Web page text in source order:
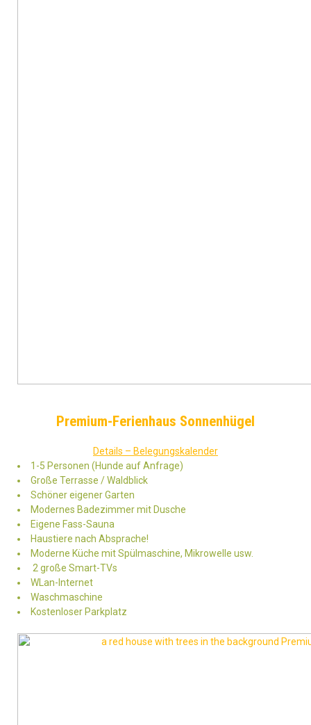
Premium-Ferienhaus Sonnenhügel
Details – Belegungskalender
1-5 Personen (Hunde auf Anfrage)
Große Terrasse / Waldblick
Schöner eigener Garten
Modernes Badezimmer mit Dusche
Eigene Fass-Sauna
Haustiere nach Absprache!
Moderne Küche mit Spülmaschine, Mikrowelle usw.
2 große Smart-TVs
WLan-Internet
Waschmaschine
Kostenloser Parkplatz